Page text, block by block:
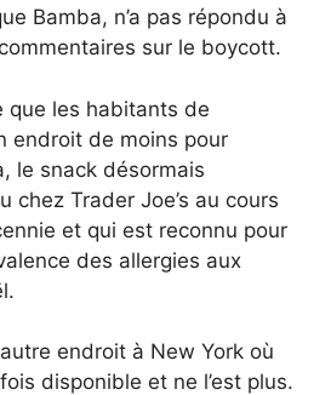
Bamba, n’a pas répondu à
sur le boycott.
que les habitants de
endroit de moins pour
le snack désormais
chez Trader Joe’s au cours
et qui est reconnu pour
des allergies aux
endroit à New York où
disponible et ne l’est plus.